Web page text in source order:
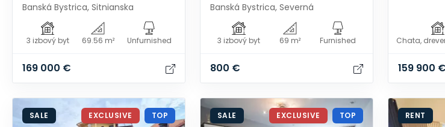
Banská Bystrica, Sitnianska
3 izbový byt 69.56 m² Unfurnished
169 000 €
Banská Bystrica, Severná
3 izbový byt 69 m² Furnished
800 €
Chata,
159 900 €
SALE EXCLUSIVE TOP SALE EXCLUSIVE TOP RENT